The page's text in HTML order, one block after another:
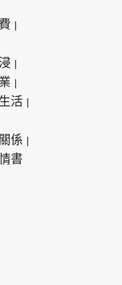
活
關係
書